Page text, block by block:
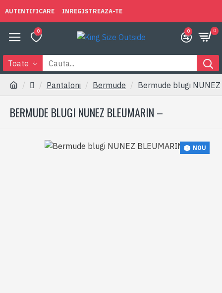
AUTENTIFICARE INREGISTREAZA-TE
0 0 0
Toate
Pantaloni Bermude Bermude blugi
BERMUDE BLUGI NUNEZ BLEUMARIN –
NOU